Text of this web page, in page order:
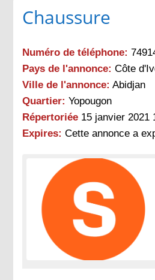
Chaussure
Numéro de téléphone:
Pays de l'annonce: Côte
Ville de l'annonce: Abidjan
Quartier: Yopougon
Répertoriée 15 janvier 2021
Expires: Cette annonce a